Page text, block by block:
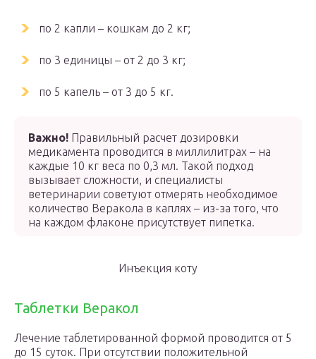
по 2 капли – кошкам до 2 кг;
по 3 единицы – от 2 до 3 кг;
по 5 капель – от 3 до 5 кг.
Важно! Правильный расчет дозировки
медикамента проводится в миллилитрах – на
каждые 10 кг веса по 0,3 мл. Такой подход
вызывает сложности, и специалисты
ветеринарии советуют отмерять необходимое
количество Веракола в каплях – из-за того, что
на каждом флаконе присутствует пипетка.
Инъекция коту
Таблетки Веракол
Лечение таблетированной формой проводится от 5
до 15 суток. При отсутствии положительной